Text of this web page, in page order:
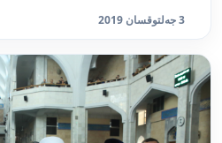
3 جەلتوقسان 2019